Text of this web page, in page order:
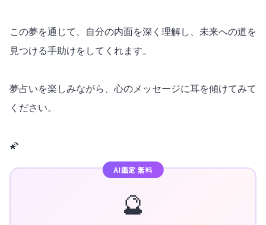
この夢を通じて、自分の内面を深く理解し、未来への道を
見つける手助けをしてくれます。
夢占いを楽しみながら、心のメッセージに耳を傾けてみて
ください。
🌠
AI鑑定 無料
🔮